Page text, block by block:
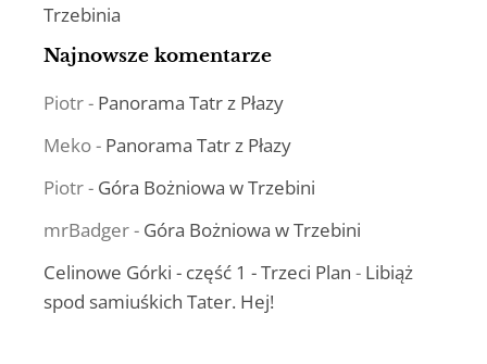
Trzebinia
Najnowsze komentarze
Piotr- Panorama Tatr z Płazy
Meko- Panorama Tatr z Płazy
Piotr- Góra Bożniowa w Trzebini
mrBadger- Góra Bożniowa w Trzebini
Celinowe Górki - część 1 - Trzeci Plan - Libiąż
spod samiuśkich Tater. Hej!